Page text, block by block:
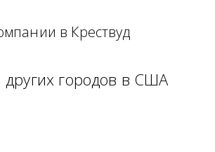
лет?
в Крествуд
других городов в США